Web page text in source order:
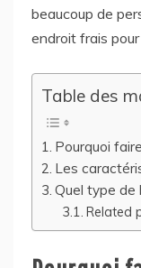
beaucoup de
endroit frais
Table des
Pourquoi
Les
Quel type de
Related